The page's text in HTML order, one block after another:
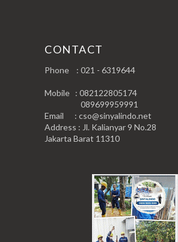
CONTACT
Phone : 021 - 6319644
Mobile : 082122805174
089699959991
Email : cso@sinyalindo.net
Address : Jl. Kalianyar 9 No.28
Jakarta Barat 11310